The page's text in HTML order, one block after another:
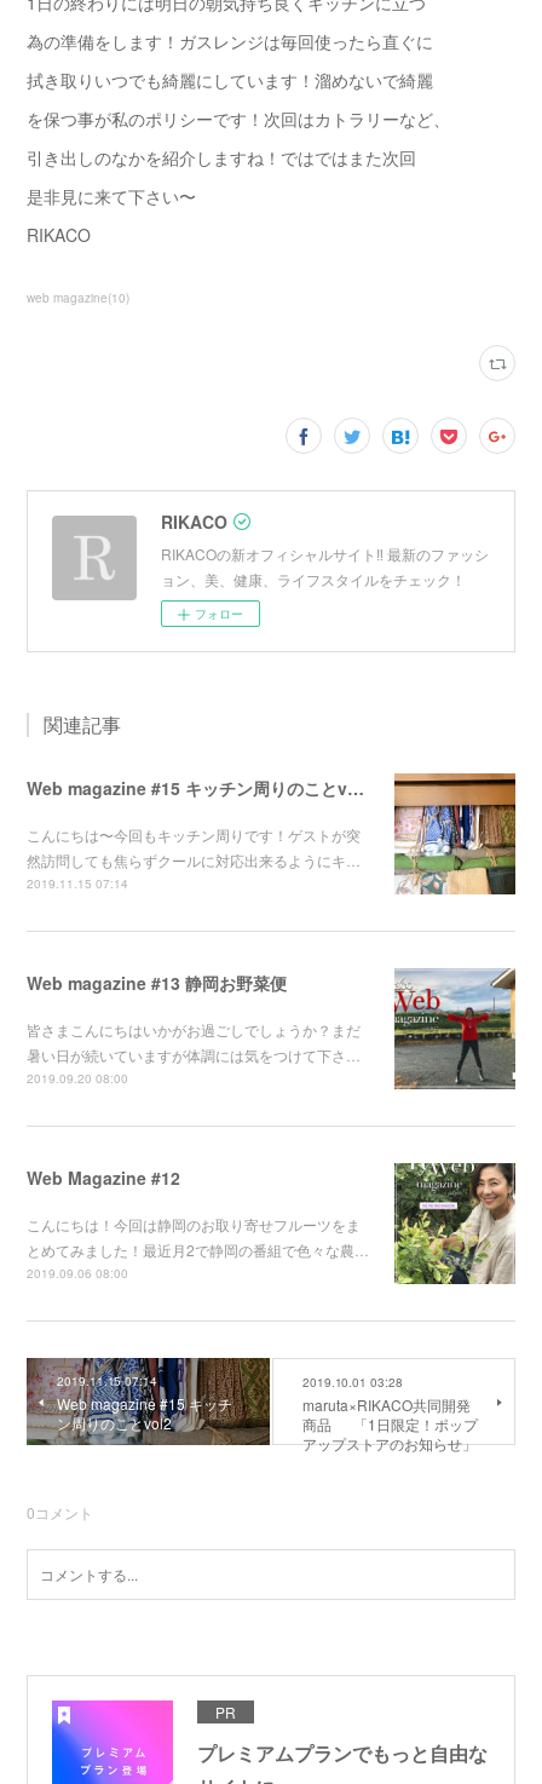
為の準備をします！ガスレンジは毎回使ったら直ぐに
拭き取りいつでも綺麗にしています！溜めないで綺麗
を保つ事が私のポリシーです！次回はカトラリーなど、
引き出しのなかを紹介しますね！ではではまた次回
是非見に来て下さい〜
RIKACO
web magazine(10)
RIKACO
RIKACOの新オフィシャルサイト‼︎ 最新のファッシ
ョン、美、健康、ライフスタイルをチェック！
フォロー
関連記事
Web magazine #15 キッチン周りのことvol2
こんにちは〜今回もキッチン周りです！ゲストが突
然訪問しても焦らずクールに対応出来るようにキ…
2019.11.15 07:14
Web magazine #13 静岡お野菜便
皆さまこんにちはいかがお過ごしでしょうか？まだ
暑い日が続いていますが体調には気をつけて下さ…
2019.09.20 08:00
Web Magazine #12
こんにちは！今回は静岡のお取り寄せフルーツをま
とめてみました！最近月2で静岡の番組で色々な農…
2019.09.06 08:00
2019.11.15 07:14
Web magazine #15 キッチ
ン周りのことvol2
2019.10.01 03:28
maruta×RIKACO共同開発
商品 「1日限定！ポップ
アップストアのお知らせ」
0コメント
PR
プレミアムプランでもっと自由な